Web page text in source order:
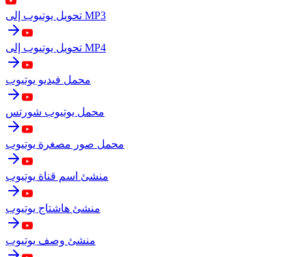
تحويل يوتيوب إلى MP3
تحويل يوتيوب إلى MP4
محمل فيديو يوتيوب
محمل يوتيوب شورتس
محمل صور مصغرة يوتيوب
منشئ اسم قناة يوتيوب
منشئ هاشتاج يوتيوب
منشئ وصف يوتيوب